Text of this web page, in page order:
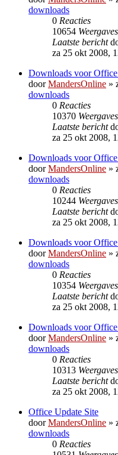
downloads
0 Reacties
10654 Weergaves
Laatste bericht
za 25 okt 2008,
Downloads voor
doorMandersOnline »
downloads
0 Reacties
10370 Weergaves
Laatste bericht
za 25 okt 2008,
Downloads voor
doorMandersOnline »
downloads
0 Reacties
10244 Weergaves
Laatste bericht
za 25 okt 2008,
Downloads voor
doorMandersOnline »
downloads
0 Reacties
10354 Weergaves
Laatste bericht
za 25 okt 2008,
Downloads voor
doorMandersOnline »
downloads
0 Reacties
10313 Weergaves
Laatste bericht
za 25 okt 2008,
Office Update Site
doorMandersOnline »
downloads
0 Reacties